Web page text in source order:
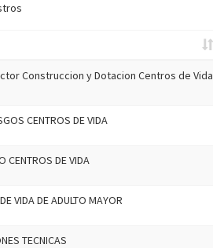
Construccion y Dotacion Centros de Vida
CENTROS DE VIDA
CENTROS DE VIDA
VIDA DE ADULTO MAYOR
TECNICAS